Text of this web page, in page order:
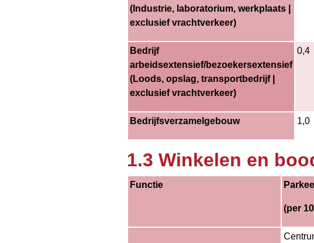
(Industrie, laboratorium, werkplaats |
exclusief vrachtverkeer)
Bedrijf
arbeidsextensief/bezoekersextensief
(Loods, opslag, transportbedrijf |
exclusief vrachtverkeer)
0,4
Bedrijfsverzamelgebouw 1,0
1.3 Winkelen en
Functie
(per